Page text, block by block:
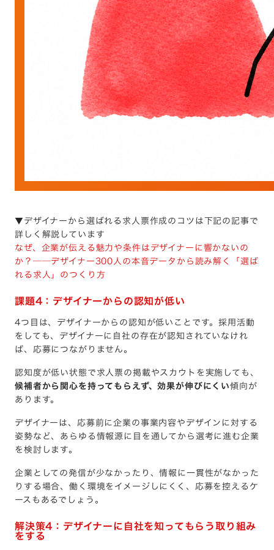
▼デザイナーから選ばれる求人票作成のコツは下記の記事で
詳しく解説しています
なぜ、企業が伝える魅力や条件はデザイナーに響かないの
か？──デザイナー300人の本音データから読み解く「選ば
れる求人」のつくり方
課題4：デザイナーからの認知が低い
4つ目は、デザイナーからの認知が低いことです。採用活動
をしても、デザイナーに自社の存在が認知されていなけれ
ば、応募につながりません。
認知度が低い状態で求人票の掲載やスカウトを実施しても、
候補者から関心を持ってもらえず、効果が伸びにくい傾向が
あります。
デザイナーは、応募前に企業の事業内容やデザインに対する
姿勢など、あらゆる情報源に目を通してから選考に進む企業
を検討します。
企業としての発信が少なかったり、情報に一貫性がなかった
りする場合、働く環境をイメージしにくく、応募を控えるケ
ースもあるでしょう。
解決策4：デザイナーに自社を知ってもらう取り組み
をする